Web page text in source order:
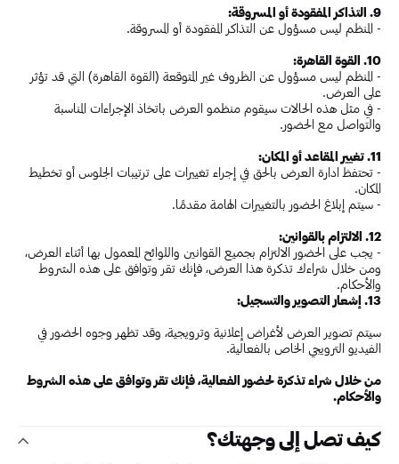
9. التذاكر المفقودة أو المسروقة:
- المنظم ليس مسؤول عن التذاكر المفقودة أو المسروقة.
10. القوة القاهرة:
- المنظم ليس مسؤول عن الظروف غير المتوقعة (القوة القاهرة) التي قد تؤثر
على العرض.
- في مثل هذه الحالات سيقوم منظمو العرض باتخاذ الإجراءات المناسبة
والتواصل مع الحضور.
11. تغيير المقاعد أو المكان:
- تحتفظ ادارة العرض بالحق في إجراء تغييرات على ترتيبات الجلوس أو تخطيط
المكان.
- سيتم إبلاغ الحضور بالتغييرات الهامة مقدمًا.
12. الالتزام بالقوانين:
- يجب على الحضور الالتزام بجميع القوانين واللوائح المعمول بها أثناء العرض،
ومن خلال شراءك تذكرة هذا العرض، فإنك تقر وتوافق على هذه الشروط
والأحكام.
13. إشعار التصوير والتسجيل:
سيتم تصوير العرض لأغراض إعلانية وترويجية، وقد تظهر وجوه الحضور في
الفيديو الترويجي الخاص بالفعالية.
من خلال شراء تذكرة لحضور الفعالية، فإنك تقر وتوافق على هذه الشروط
والأحكام.
كيف تصل إلى وجهتك؟